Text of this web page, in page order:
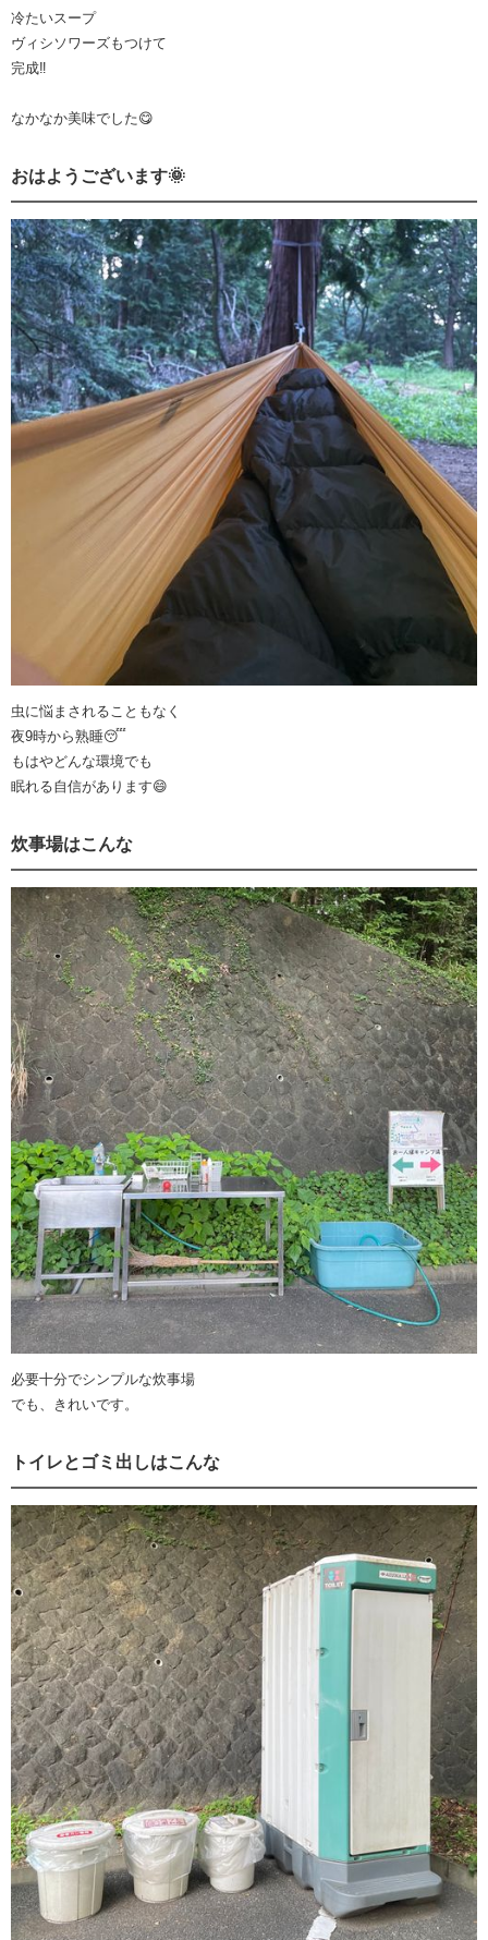
冷たいスープ
ヴィシソワーズもつけて
完成‼️
なかなか美味でした😋
おはようございます🌞
虫に悩まされることもなく
夜9時から熟睡😴
もはやどんな環境でも
眠れる自信があります😄
炊事場はこんな
必要十分でシンプルな炊事場
でも、きれいです。
トイレとゴミ出しはこんな